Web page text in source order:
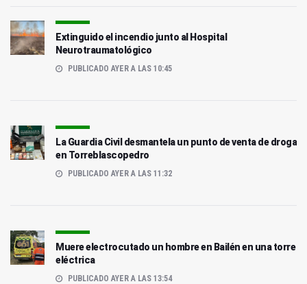
Extinguido el incendio junto al Hospital
Neurotraumatológico
PUBLICADO AYER A LAS 10:45
La Guardia Civil desmantela un punto de venta de droga
en Torreblascopedro
PUBLICADO AYER A LAS 11:32
Muere electrocutado un hombre en Bailén en una torre
eléctrica
PUBLICADO AYER A LAS 13:54